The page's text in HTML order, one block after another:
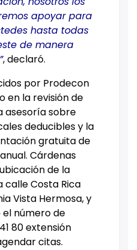
apoyar para
hasta todas
de manera
, declaró.
por Prodecon
en la revisión de
asesoría sobre
deducibles y la
gratuita de
Cárdenas
de la
calle Costa Rica
Vista Hermosa, y
número de
80 extensión
citas.